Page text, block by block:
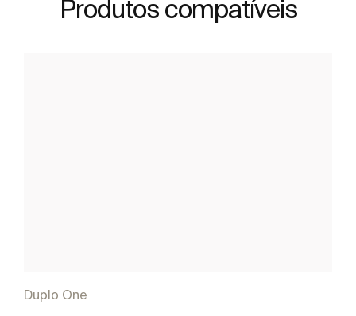
Produtos compatíveis
Duplo One